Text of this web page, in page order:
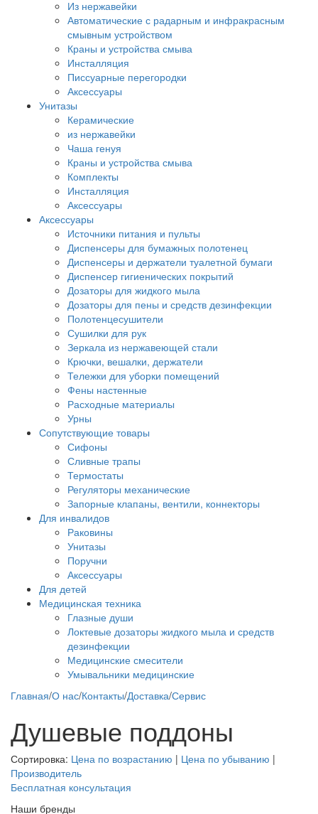
Из нержавейки
Автоматические с радарным и инфракрасным
смывным устройством
Краны и устройства смыва
Инсталляция
Писсуарные перегородки
Аксессуары
Унитазы
Керамические
из нержавейки
Чаша генуя
Краны и устройства смыва
Комплекты
Инсталляция
Аксессуары
Аксессуары
Источники питания и пульты
Диспенсеры для бумажных полотенец
Диспенсеры и держатели туалетной бумаги
Диспенсер гигиенических покрытий
Дозаторы для жидкого мыла
Дозаторы для пены и средств дезинфекции
Полотенцесушители
Сушилки для рук
Зеркала из нержавеющей стали
Крючки, вешалки, держатели
Тележки для уборки помещений
Фены настенные
Расходные материалы
Урны
Сопутствующие товары
Сифоны
Сливные трапы
Термостаты
Регуляторы механические
Запорные клапаны, вентили, коннекторы
Для инвалидов
Раковины
Унитазы
Поручни
Аксессуары
Для детей
Медицинская техника
Глазные души
Локтевые дозаторы жидкого мыла и средств
дезинфекции
Медицинские смесители
Умывальники медицинские
Главная/О нас/Контакты/Доставка/Сервис
Душевые поддоны
Сортировка: Цена по возрастанию | Цена по убыванию |
Производитель
Бесплатная консультация
Наши бренды